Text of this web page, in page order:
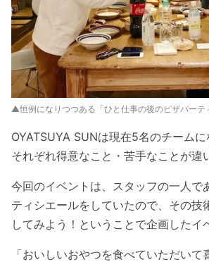
▲恒例になりつつある「ひと仕事の後のピザパーテ
OYATSUYA SUNは現在5名のチームに
それぞれ得意なこと・苦手なことが違
今回のイベントは、スタッフの一人で
ティシエールをしていたので、その技
してみよう！ということで企画したイ
「おいしいおやつを食べていただいて